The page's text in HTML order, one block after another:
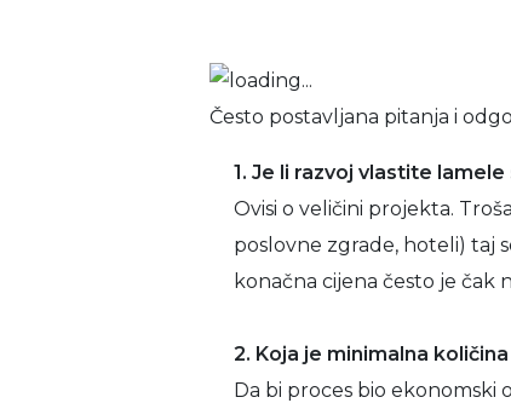
Često postavljana pitanja i
1. Je li razvoj vlastite lamele
Ovisi o veličini projekta.
poslovne zgrade, hoteli) taj
konačna cijena često je čak
2. Koja je minimalna
Da bi proces bio